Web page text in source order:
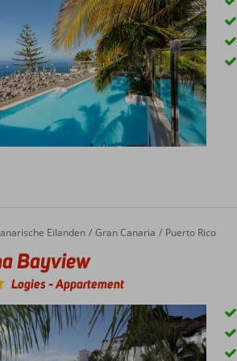
Eilanden Gran Canaria Puerto Rico
Bayview
Logies-Appartement